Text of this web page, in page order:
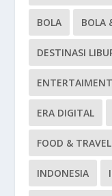
BOLA BOLA
DESTINASI
ENTERTAIMENT
ERA DIGITAL
FOOD & TRAVEL
INDONESIA